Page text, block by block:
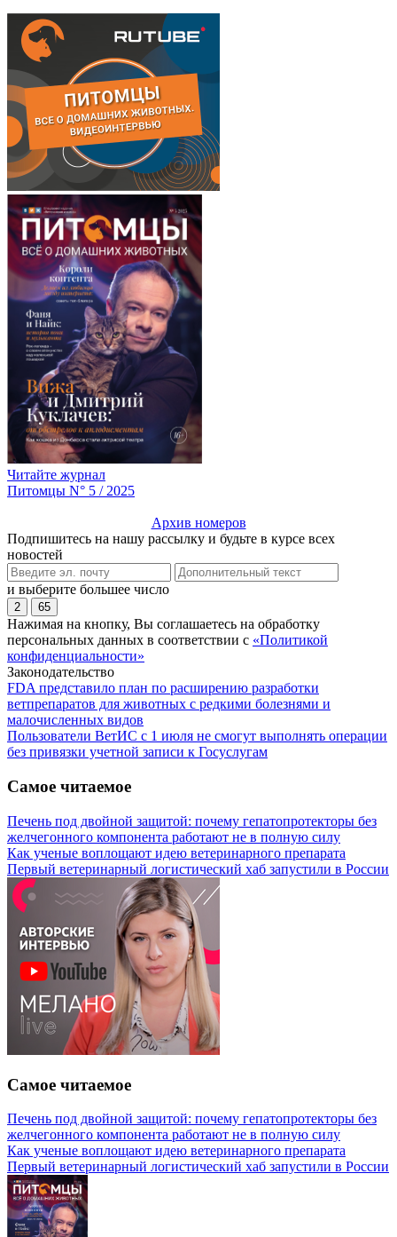
Читайте журнал
Питомцы N° 5 / 2025
Архив номеров
Подпишитесь на нашу рассылку и будьте в курсе всех
новостей
и выберите большее число
2 65
Нажимая на кнопку, Вы соглашаетесь на обработку
персональных данных в соответствии с «Политикой
конфиденциальности»
Законодательство
FDA представило план по расширению разработки
ветпрепаратов для животных с редкими болезнями и
малочисленных видов
Пользователи ВетИС с 1 июля не смогут выполнять операции
без привязки учетной записи к Госуслугам
Самое читаемое
Печень под двойной защитой: почему гепатопротекторы без
желчегонного компонента работают не в полную силу
Как ученые воплощают идею ветеринарного препарата
Первый ветеринарный логистический хаб запустили в России
Самое читаемое
Печень под двойной защитой: почему гепатопротекторы без
желчегонного компонента работают не в полную силу
Как ученые воплощают идею ветеринарного препарата
Первый ветеринарный логистический хаб запустили в России